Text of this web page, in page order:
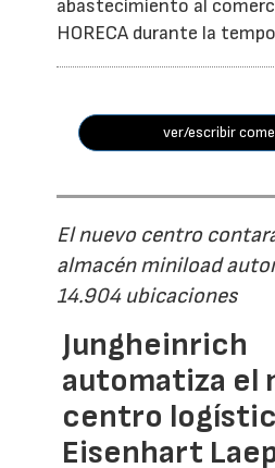
abastecimiento al
HORECA durante la
ver/escribir
El nuevo centro
almacén miniload
14.904 ubicaciones
Jungheinrich
automatiza el
centro
Eisenhart